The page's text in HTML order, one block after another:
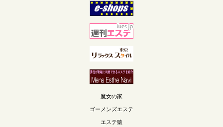
魔女の家
ゴーメンズエステ
エステ猿